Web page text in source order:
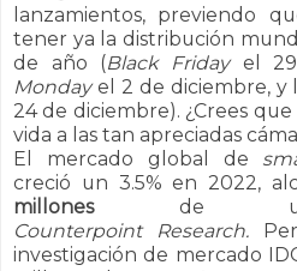
lanzamientos, previendo
tener ya la distribución
de año (Black Fridayel 29
Mondayel 2 de diciembre, y
24 de diciembre). ¿Crees
vida a las tan apreciadas
El mercado global de
creció un 3.5% en 2022,
millonesde
Counterpoint Research.
investigación de mercado